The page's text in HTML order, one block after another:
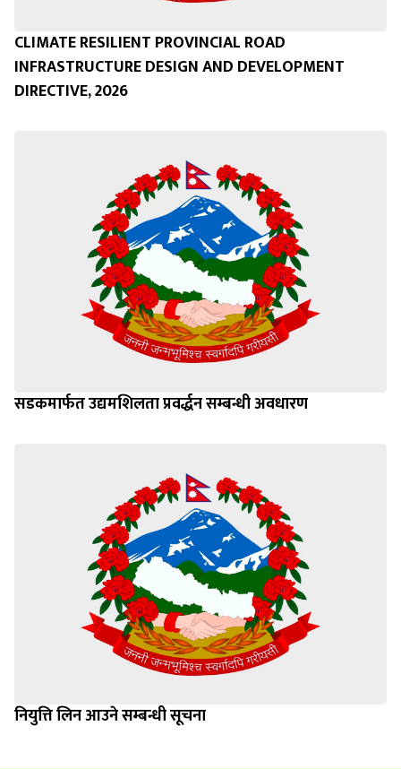
CLIMATE RESILIENT PROVINCIAL ROAD
INFRASTRUCTURE DESIGN AND DEVELOPMENT
DIRECTIVE, 2026
सडकमार्फत उद्यमशिलता प्रवर्द्धन सम्बन्धी अवधारण
नियुत्ति लिन आउने सम्बन्धी सूचना